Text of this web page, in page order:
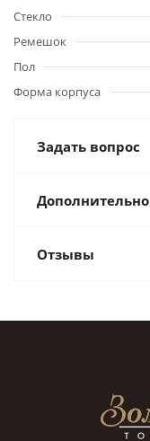
Стекло
Ремешок
Пол
Форма корпуса
Задать вопрос
Дополнительно
Отзывы